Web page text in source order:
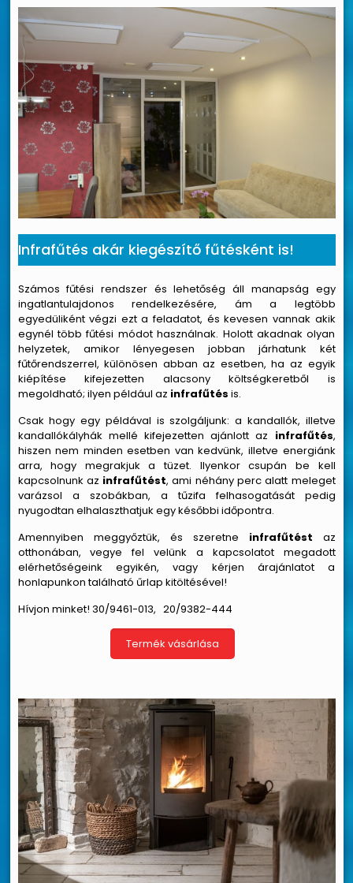
Infrafűtés akár kiegészítő fűtésként is!
Számos fűtési rendszer és lehetőség áll manapság egy
ingatlantulajdonos rendelkezésére, ám a legtöbb
egyedüliként végzi ezt a feladatot, és kevesen vannak akik
egynél több fűtési módot használnak. Holott akadnak olyan
helyzetek, amikor lényegesen jobban járhatunk két
fűtőrendszerrel, különösen abban az esetben, ha az egyik
kiépítése kifejezetten alacsony költségkeretből is
megoldható; ilyen például az infrafűtés is.
Csak hogy egy példával is szolgáljunk: a kandallók, illetve
kandallókályhák mellé kifejezetten ajánlott az infrafűtés,
hiszen nem minden esetben van kedvünk, illetve energiánk
arra, hogy megrakjuk a tüzet. Ilyenkor csupán be kell
kapcsolnunk az infrafűtést, ami néhány perc alatt meleget
varázsol a szobákban, a tűzifa felhasogatását pedig
nyugodtan elhalaszthatjuk egy későbbi időpontra.
Amennyiben meggyőztük, és szeretne infrafűtést az
otthonában, vegye fel velünk a kapcsolatot megadott
elérhetőségeink egyikén, vagy kérjen árajánlatot a
honlapunkon található űrlap kitöltésével!
Hívjon minket! 30/9461-013, 20/9382-444
Termék vásárlása